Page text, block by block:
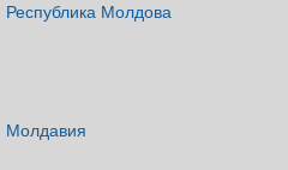
Республика Молдова
Молдавия